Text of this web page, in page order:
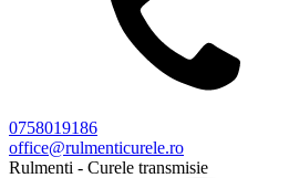
0758019186
office@rulmenticurele.ro
Rulmenti - Curele transmisie